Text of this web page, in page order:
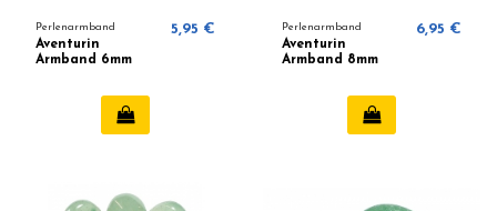
Perlenarmband
Aventurin
Armband 6mm
5,95 € Perlenarmband
Aventurin
Armband 8mm
6,95 €